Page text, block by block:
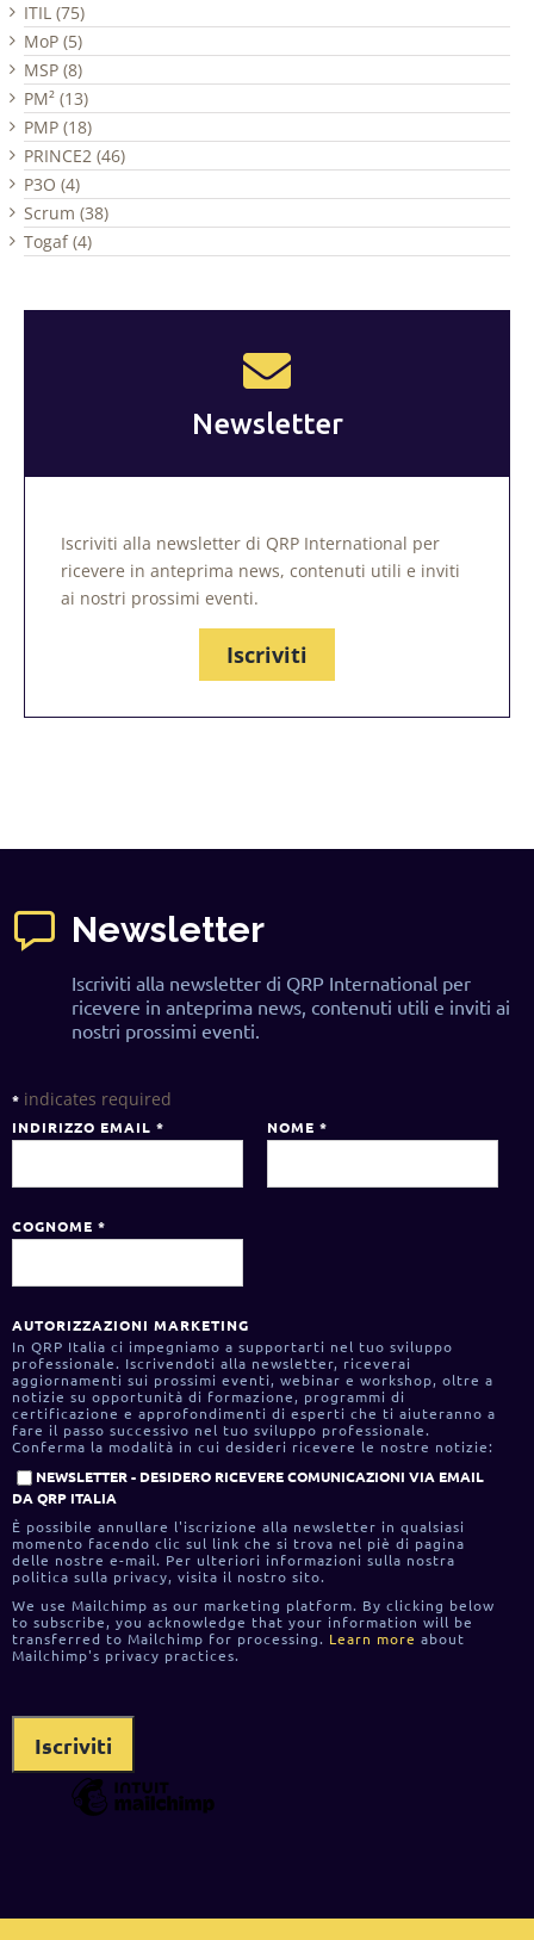
ITIL (75)
MoP (5)
MSP (8)
PM² (13)
PMP (18)
PRINCE2 (46)
P3O (4)
Scrum (38)
Togaf (4)
Newsletter
Iscriviti alla newsletter di QRP International per
ricevere in anteprima news, contenuti utili e inviti
ai nostri prossimi eventi.
Iscriviti
Newsletter
Iscriviti alla newsletter di QRP International per
ricevere in anteprima news, contenuti utili e inviti ai
nostri prossimi eventi.
* indicates required
INDIRIZZO EMAIL * NOME *
COGNOME *
AUTORIZZAZIONI MARKETING
In QRP Italia ci impegniamo a supportarti nel tuo sviluppo
professionale. Iscrivendoti alla newsletter, riceverai
aggiornamenti sui prossimi eventi, webinar e workshop, oltre a
notizie su opportunità di formazione, programmi di
certificazione e approfondimenti di esperti che ti aiuteranno a
fare il passo successivo nel tuo sviluppo professionale.
Conferma la modalità in cui desideri ricevere le nostre notizie:
NEWSLETTER - DESIDERO RICEVERE COMUNICAZIONI VIA EMAIL
DA QRP ITALIA
È possibile annullare l'iscrizione alla newsletter in qualsiasi
momento facendo clic sul link che si trova nel piè di pagina
delle nostre e-mail. Per ulteriori informazioni sulla nostra
politica sulla privacy, visita il nostro sito.
We use Mailchimp as our marketing platform. By clicking below
to subscribe, you acknowledge that your information will be
transferred to Mailchimp for processing. Learn more about
Mailchimp's privacy practices.